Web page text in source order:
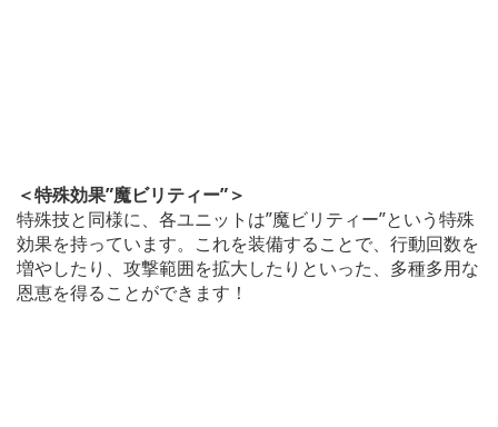
＜特殊効果”魔ビリティー”＞
特殊技と同様に、各ユニットは”魔ビリティー”という特殊
効果を持っています。これを装備することで、行動回数を
増やしたり、攻撃範囲を拡大したりといった、多種多用な
恩恵を得ることができます！